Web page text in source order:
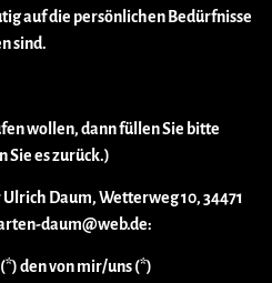
auf die persönlichen Bedürfnisse
sind.
wollen, dann füllen Sie bitte
Sie es zurück.)
Daum, Wetterweg 10, 34471
daum@web.de:
den von mir/uns (*)